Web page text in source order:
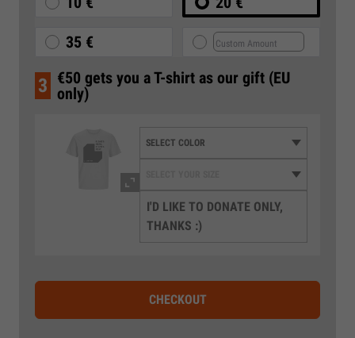
35 €
3 €50 gets you a T-shirt as our gift (EU
only)
I'D LIKE TO DONATE ONLY,
THANKS :)
CHECKOUT